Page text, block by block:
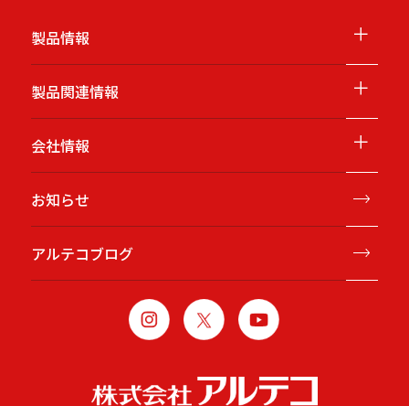
製品情報 ＋
製品関連情報 ＋
会社情報 ＋
お知らせ
アルテコブログ